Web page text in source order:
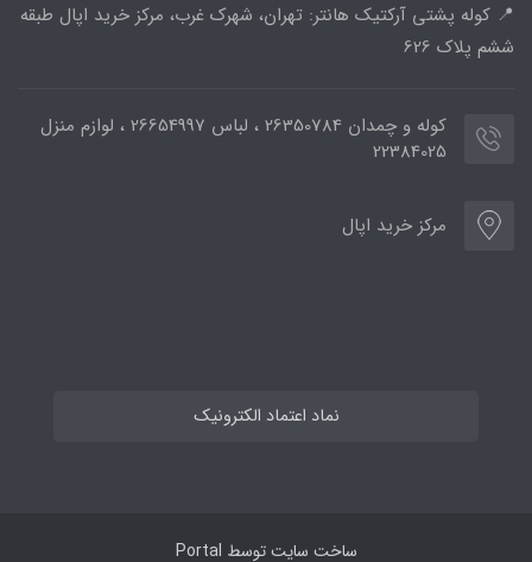
📍 کوله پشتی آرکتیک هانتر: تهران، شهرک غرب، مرکز خرید اپال طبقه
ششم پلاک 626
کوله و چمدان 26350784 ، لباس 26654997 ، لوازم منزل
22384025
مرکز خرید اپال
نماد اعتماد الکترونیک
ساخت سایت توسط Portal